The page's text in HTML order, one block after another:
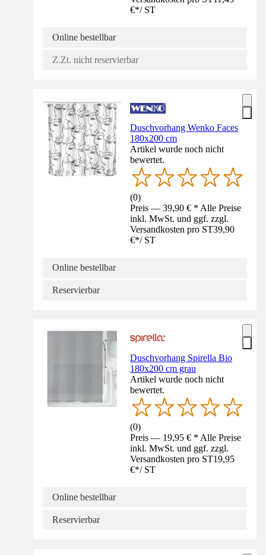
€*/ ST
Online bestellbar
Z.Zt. nicht reservierbar
Duschvorhang Wenko Faces
180x200 cm
Artikel wurde noch nicht
bewertet.
(0)
Preis — 39,90 € * Alle Preise
inkl. MwSt. und ggf. zzgl.
Versandkosten pro ST39,90
€*/ ST
Online bestellbar
Reservierbar
Duschvorhang Spirella Bio
180x200 cm grau
Artikel wurde noch nicht
bewertet.
(0)
Preis — 19,95 € * Alle Preise
inkl. MwSt. und ggf. zzgl.
Versandkosten pro ST19,95
€*/ ST
Online bestellbar
Reservierbar